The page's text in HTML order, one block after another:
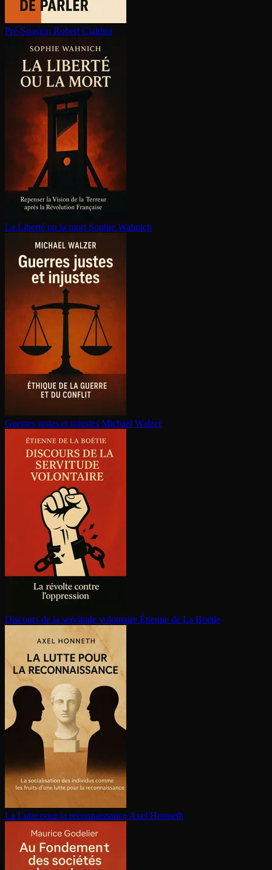
Pré-Suasion Robert Cialdini
La Liberté ou la mort Sophie Wahnich
Guerres justes et injustes Michael Walzer
Discours de la servitude volontaire Étienne de La Boétie
La Lutte pour la re­con­nais­sance Axel Honneth